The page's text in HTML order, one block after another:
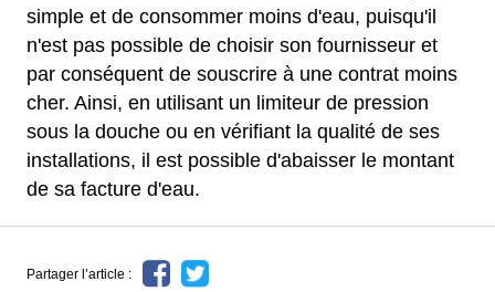
simple et de consommer moins d'eau, puisqu'il
n'est pas possible de choisir son fournisseur et
par conséquent de souscrire à une contrat moins
cher. Ainsi, en utilisant un limiteur de pression
sous la douche ou en vérifiant la qualité de ses
installations, il est possible d'abaisser le montant
de sa facture d'eau.
Partager l’article :